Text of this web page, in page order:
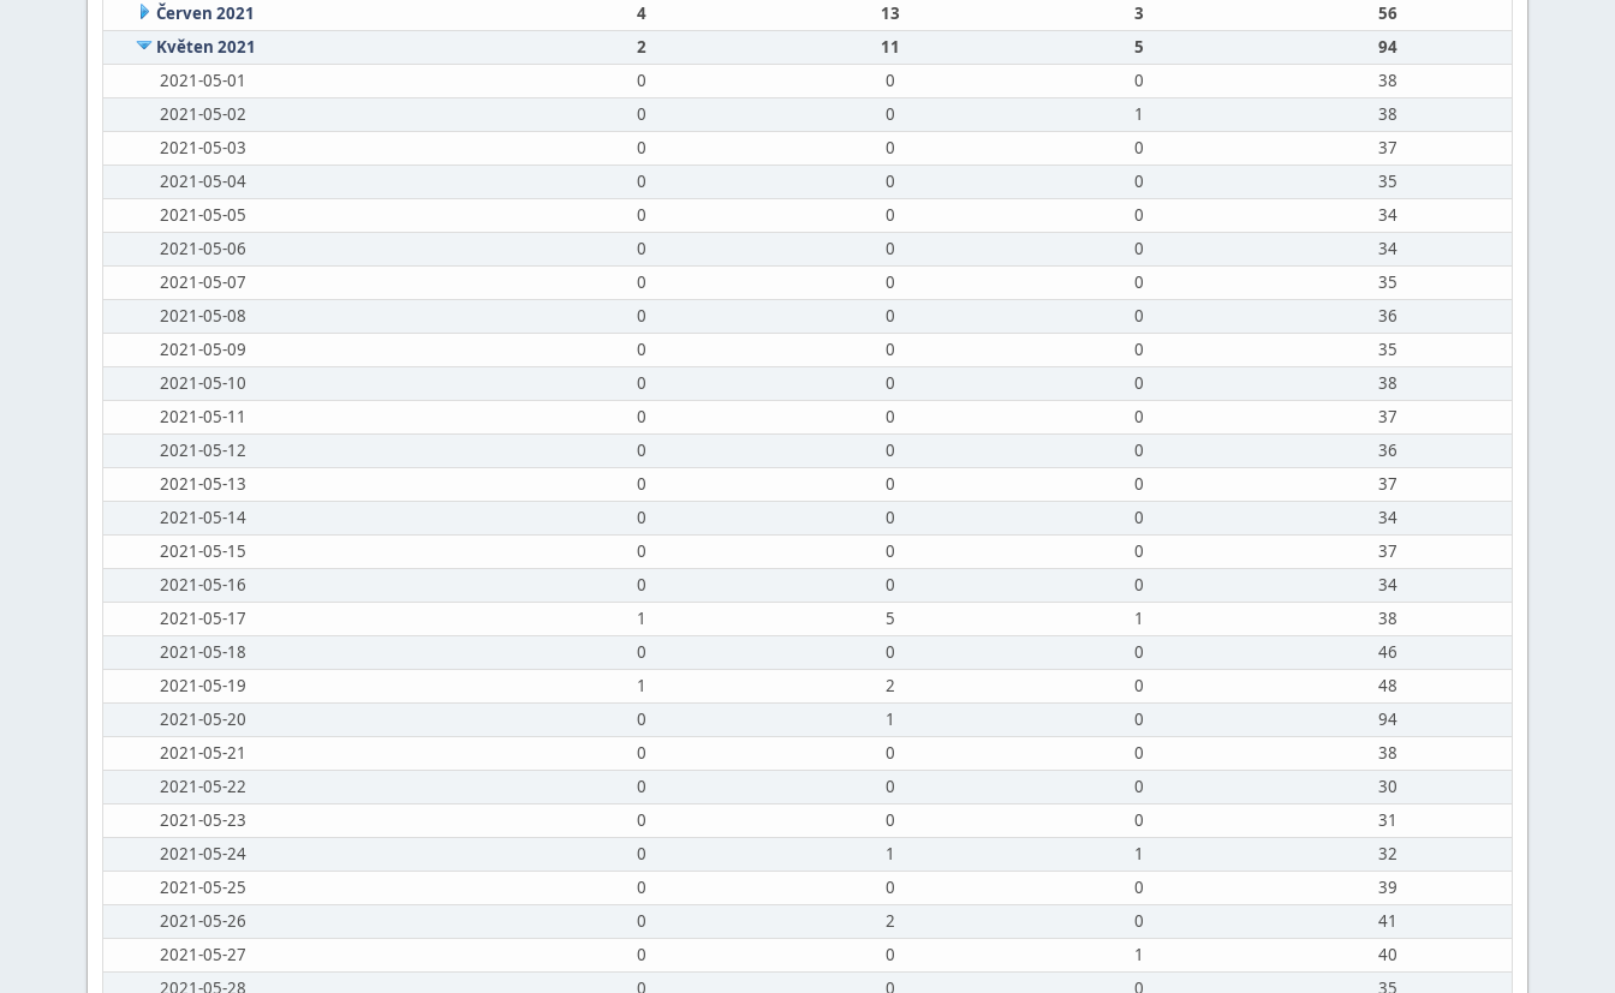
Červen 2021
4 13 3
56
Květen 2021
2 11 5
94
2021-05-01
0 0 0
38
2021-05-02
0 0 1
38
2021-05-03
0 0 0
37
2021-05-04
0 0 0
35
2021-05-05
0 0 0
34
2021-05-06
0 0 0
34
2021-05-07
0 0 0
35
2021-05-08
0 0 0
36
2021-05-09
0 0 0
35
2021-05-10
0 0 0
38
2021-05-11
0 0 0
37
2021-05-12
0 0 0
36
2021-05-13
0 0 0
37
2021-05-14
0 0 0
34
2021-05-15
0 0 0
37
2021-05-16
0 0 0
34
2021-05-17
1 5 1
38
2021-05-18
0 0 0
46
2021-05-19
1 2 0
48
2021-05-20
0 1 0
94
2021-05-21
0 0 0
38
2021-05-22
0 0 0
30
2021-05-23
0 0 0
31
2021-05-24
0 1 1
32
2021-05-25
0 0 0
39
2021-05-26
0 2 0
41
2021-05-27
0 0 1
40
2021-05-28
0 0 0
35